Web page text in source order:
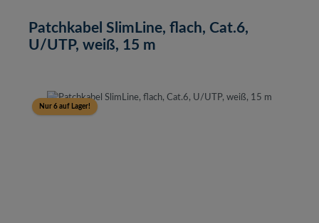
Patchkabel SlimLine, flach, Cat.6,
U/UTP, weiß, 15 m
Bildergalerie überspringen
Nur 6 auf Lager!